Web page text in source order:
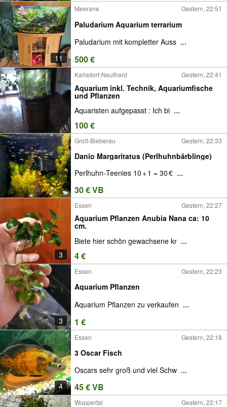
11
Meerane Gestern, 22:51
Paludarium Aquarium terrarium
Paludarium mit kompletter Auss ...
500 €
Karlsdorf-Neuthard Gestern, 22:41
Aquarium inkl. Technik, Aquariumfische
und Pflanzen
Aquaristen aufgepasst : Ich bi ...
100 €
Groß-Bieberau Gestern, 22:33
Danio Margaritatus (Perlhuhnbärblinge)
Perlhuhn‑Teenies 10 + 1 = 30 € ...
30 € VB
3
Essen Gestern, 22:27
Aquarium Pflanzen Anubia Nana ca: 10
cm.
Biete hier schön gewachsene kr ...
4 €
3
Essen Gestern, 22:23
Aquarium Pflanzen
Aquarium Pflanzen zu verkaufen ...
1 €
4
Essen Gestern, 22:18
3 Oscar Fisch
Oscars sehr groß und viel Schw ...
45 € VB
Wuppertal Gestern, 22:17